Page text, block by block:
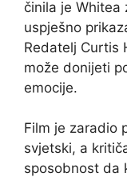
činila je Whitea
uspješno
Redatelj Curtis
može donijeti
emocije.
Film je zaradio
svjetski, a
sposobnost da